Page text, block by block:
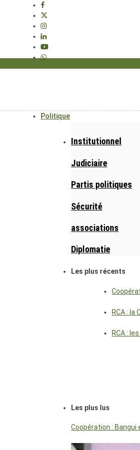
Politique
Institutionnel
Judiciaire
Partis politiques
Sécurité
associations
Diplomatie
Les plus récents
RCA : la
RCA :
Les plus lus
Coopération :